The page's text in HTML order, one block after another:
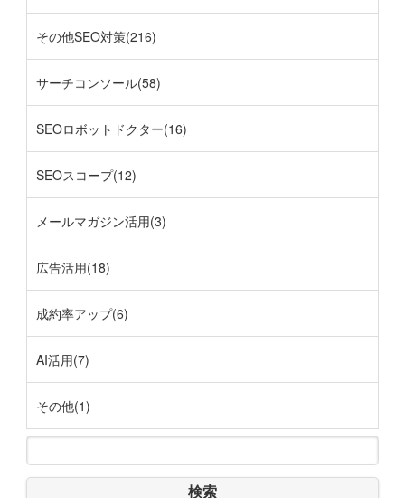
その他SEO対策(216)
サーチコンソール(58)
SEOロボットドクター(16)
SEOスコープ(12)
メールマガジン活用(3)
広告活用(18)
成約率アップ(6)
AI活用(7)
その他(1)
検索